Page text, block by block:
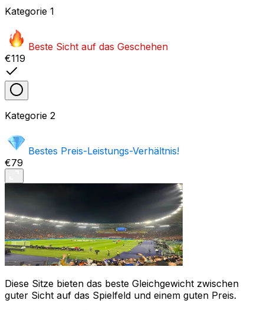
Kategorie 1
Beste Sicht auf das Geschehen
€119
Kategorie 2
Bestes Preis-Leistungs-Verhältnis!
€79
Diese Sitze bieten das beste Gleichgewicht zwischen
guter Sicht auf das Spielfeld und einem guten Preis.